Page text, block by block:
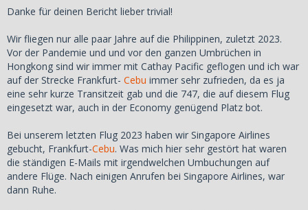
Danke für deinen Bericht lieber trivial!
Wir fliegen nur alle paar Jahre auf die Philippinen, zuletzt 2023.
Vor der Pandemie und und vor den ganzen Umbrüchen in
Hongkong sind wir immer mit Cathay Pacific geflogen und ich war
auf der Strecke Frankfurt- Cebu immer sehr zufrieden, da es ja
eine sehr kurze Transitzeit gab und die 747, die auf diesem Flug
eingesetzt war, auch in der Economy genügend Platz bot.
Bei unserem letzten Flug 2023 haben wir Singapore Airlines
gebucht, Frankfurt-Cebu. Was mich hier sehr gestört hat waren
die ständigen E-Mails mit irgendwelchen Umbuchungen auf
andere Flüge. Nach einigen Anrufen bei Singapore Airlines, war
dann Ruhe.